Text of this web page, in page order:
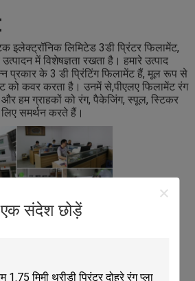
एक संदेश छोड़ें
इलेक्ट्रॉनिक लिमिटेड 3डी प्रिंटर फिलामेंट,
में विशेषज्ञता रखता है। हमारे उत्पाद
प्रकार के 3 डी प्रिंटिंग फिलामेंट हैं, मूल रूप से
को कवर करता है। उनमें से,पीएलए फिलामेंट रंग
हम ग्राहकों को रंग, पैकेजिंग, स्पूल, स्टिकर
समर्थन करते हैं।